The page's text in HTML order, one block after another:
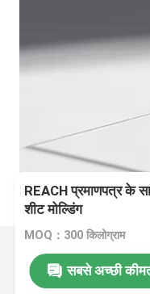
REACH प्रमाणपत्र के
शीट मोल्डिंग
MOQ：300 किलोग्राम
सबसे अच्छी